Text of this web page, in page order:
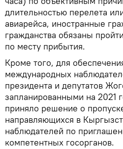
длительностью перелета
авиарейса, иностранные
гражданства обязаны
по месту прибытия.
Кроме того, для
международных
президента и депутатов
запланированными на 2021
приняло решение о
направляющихся в
наблюдателей по
компетентных госорганов.